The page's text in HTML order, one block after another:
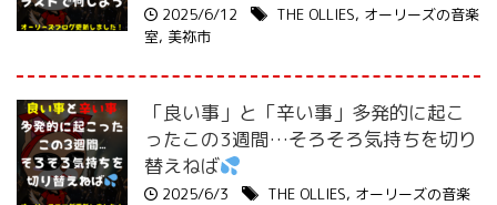
2025/6/12 THE OLLIES, オーリーズの音楽
室, 美祢市
「良い事」と「辛い事」多発的に起こ
ったこの3週間…そろそろ気持ちを切り
替えねば
2025/6/3 THE OLLIES, オーリーズの音楽